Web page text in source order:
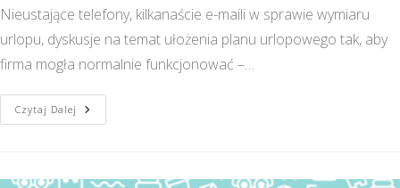
Nieustające telefony, kilkanaście e-maili w sprawie wymiaru
urlopu, dyskusje na temat ułożenia planu urlopowego tak, aby
firma mogła normalnie funkcjonować –…
Czytaj Dalej Portal
Pracowniczy
Zarządzania